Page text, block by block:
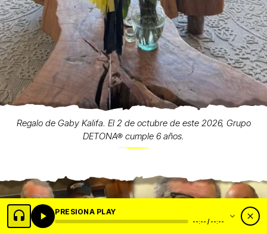
Regalo de Gaby Kalifa. El 2 de octubre de este 2026, Grupo
DETONA® cumple 6 años.
PRESIONA PLAY
--:-- / --:--